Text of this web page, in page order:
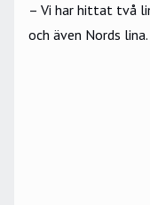
– Vi har hittat två
och även Nords lina.